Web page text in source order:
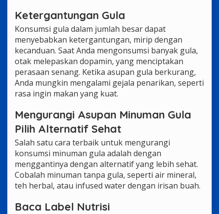
Ketergantungan Gula
Konsumsi gula dalam jumlah besar dapat
menyebabkan ketergantungan, mirip dengan
kecanduan. Saat Anda mengonsumsi banyak gula,
otak melepaskan dopamin, yang menciptakan
perasaan senang. Ketika asupan gula berkurang,
Anda mungkin mengalami gejala penarikan, seperti
rasa ingin makan yang kuat.
Mengurangi Asupan Minuman Gula
Pilih Alternatif Sehat
Salah satu cara terbaik untuk mengurangi
konsumsi minuman gula adalah dengan
menggantinya dengan alternatif yang lebih sehat.
Cobalah minuman tanpa gula, seperti air mineral,
teh herbal, atau infused water dengan irisan buah.
Baca Label Nutrisi